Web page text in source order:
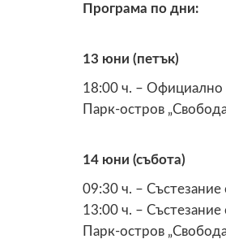
Програма по дни:
13 юни (петък)
18:00 ч. – Официално
Парк-остров
14 юни (събота)
09:30 ч. – Състезание
13:00 ч. – Състезание
Парк-остров